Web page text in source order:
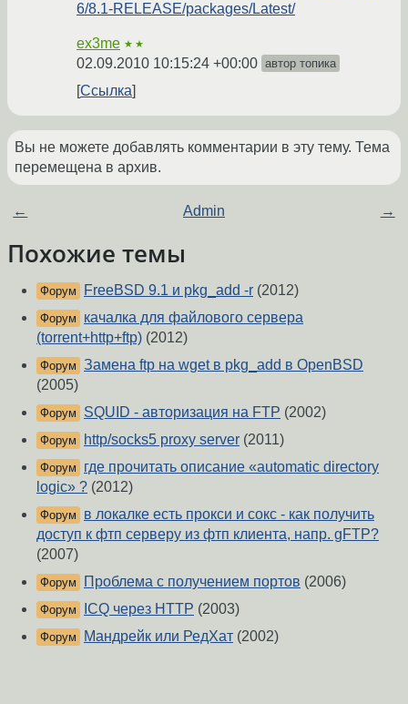
6/8.1-RELEASE/packages/Latest/
ex3me ★★
02.09.2010 10:15:24 +00:00 автор топика
Ссылка
Вы не можете добавлять комментарии в эту тему. Тема
перемещена в архив.
← Admin →
Похожие темы
Форум FreeBSD 9.1 и pkg_add -r (2012)
Форум
качалка для файлового сервера
(torrent+http+ftp) (2012)
Форум Замена ftp на wget в pkg_add в OpenBSD
(2005)
Форум SQUID - авторизация на FTP (2002)
Форум http/socks5 proxy server (2011)
Форум
где прочитать описание «automatic directory
logic» ? (2012)
Форум
в локалке есть прокси и сокс - как получить
доступ к фтп серверу из фтп клиента, напр. gFTP?
(2007)
Форум Проблема с получением портов (2006)
Форум ICQ через HTTP (2003)
Форум Мандрейк или РедХат (2002)